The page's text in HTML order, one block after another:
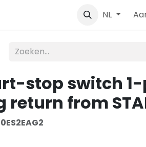
NL
stop switch
from